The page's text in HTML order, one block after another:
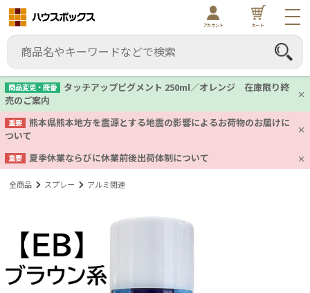
商品変更・廃番
タッチアップピグメント 250ml／オレンジ 在庫限り終
売のご案内
重要
熊本県熊本地方を震源とする地震の影響によるお荷物のお届けに
ついて
重要 夏季休業ならびに休業前後出荷体制について
アカウント カート
全商品 スプレー アルミ関連